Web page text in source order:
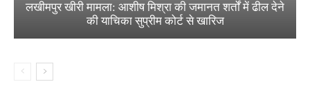
लखीमपुर खीरी मामला: आशीष मिश्रा की जमानत शर्तों में ढील देने
की याचिका सुप्रीम कोर्ट से खारिज